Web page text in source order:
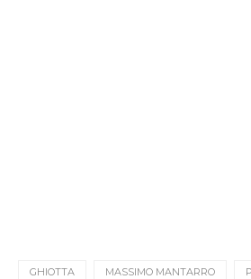
GHIOTTA MASSIMO MANTARRO